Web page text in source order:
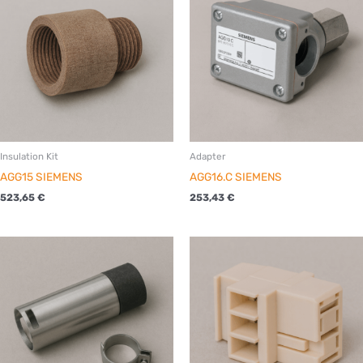
Insulation Kit
AGG15 SIEMENS
523,65 €
Adapter
AGG16.C SIEMENS
253,43 €